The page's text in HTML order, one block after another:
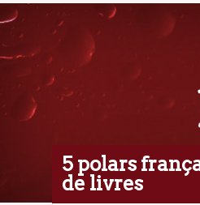
5 polars
de livres